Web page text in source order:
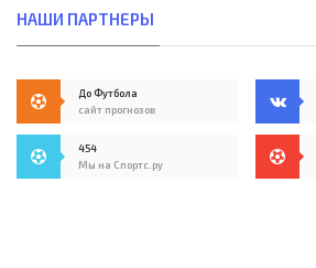
НАШИ ПАРТНЕРЫ
До Футбола
сайт прогнозов
454
Мы на Спортс.ру